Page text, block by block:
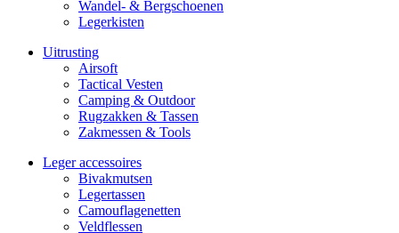
Wandel- & Berg­­schoenen
Legerkisten
Uitrusting
Airsoft
Tactical Ves­ten
Camping & Outdoor
Rugzakken & Tassen
Zakmessen & Tools
Leger accessoires
Bivakmutsen
Legertassen
Camouflage­­netten
Veldflessen